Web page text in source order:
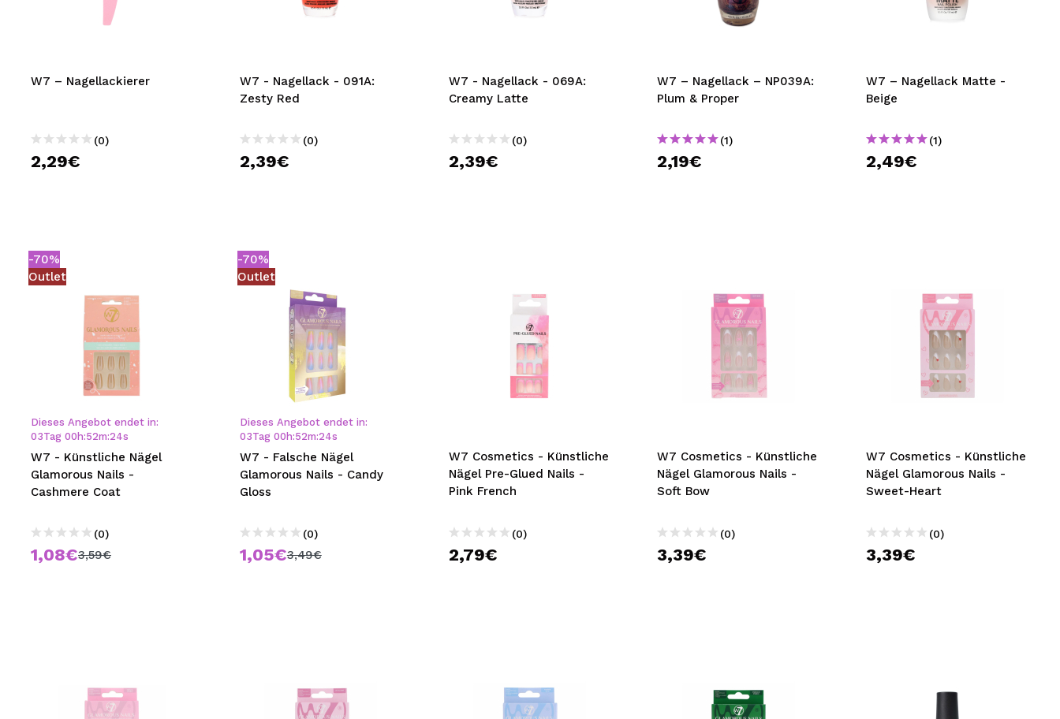
MAQUIFARMA
TRAVEL SIZE
SPECIALS
BALD VERFÜGBAR
BLOG
bisherigen Vorgänge einsehen.
BENUTZERKONTO ERSTELLEN
W7 – Nagellackierer
(0)
2,29€
W7 - Nagellack - 091A:
Zesty Red
(0)
2,39€
W7 - Nagellack - 069A:
Creamy Latte
(0)
2,39€
W7 – Nagellack – NP039A:
Plum & Proper
(1)
2,19€
W7 – Nagellack Matte -
Beige
(1)
2,49€
-70%
Outlet
Dieses Angebot endet in:
03Tag 00 h:52m:23s
W7 - Künstliche Nägel
Glamorous Nails -
Cashmere Coat
(0)
1,08€3,59€
-70%
Outlet
Dieses Angebot endet in:
03Tag 00 h:52m:23s
W7 - Falsche Nägel
Glamorous Nails - Candy
Gloss
(0)
1,05€3,49€
W7 Cosmetics - Künstliche
Nägel Pre-Glued Nails -
Pink French
(0)
2,79€
W7 Cosmetics - Künstliche
Nägel Glamorous Nails -
Soft Bow
(0)
3,39€
W7 Cosmetics - Künstliche
Nägel Glamorous Nails -
Sweet-Heart
(0)
3,39€